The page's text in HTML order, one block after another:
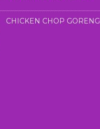
CHICKEN CHOP GORENG